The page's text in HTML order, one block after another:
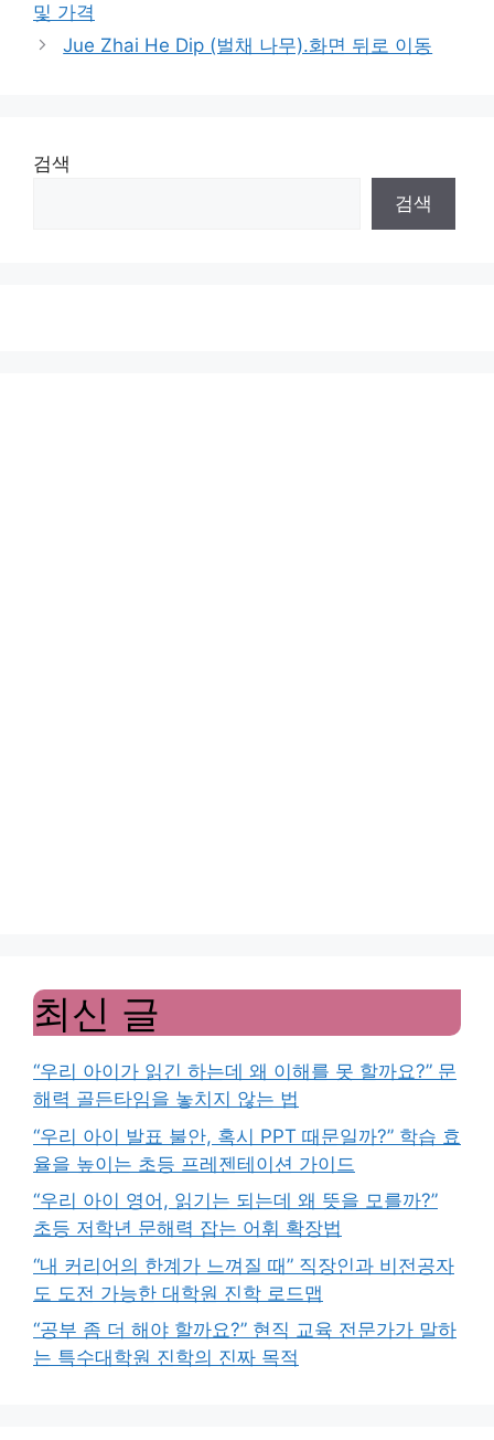
및 가격
Jue Zhai He Dip (벌채 나무).화면 뒤로 이동
검색
검색
최신 글
“우리 아이가 읽긴 하는데 왜 이해를 못 할까요?” 문
해력 골든타임을 놓치지 않는 법
“우리 아이 발표 불안, 혹시 PPT 때문일까?” 학습 효
율을 높이는 초등 프레젠테이션 가이드
“우리 아이 영어, 읽기는 되는데 왜 뜻을 모를까?”
초등 저학년 문해력 잡는 어휘 확장법
“내 커리어의 한계가 느껴질 때” 직장인과 비전공자
도 도전 가능한 대학원 진학 로드맵
“공부 좀 더 해야 할까요?” 현직 교육 전문가가 말하
는 특수대학원 진학의 진짜 목적